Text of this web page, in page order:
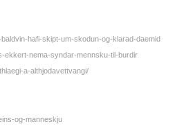
hafi-skipt-um-skodun-og-klarad-daemid
ekkert-nema-syndar-mennsku-til-burdir
a-althjodavettvangi/
og-manneskju